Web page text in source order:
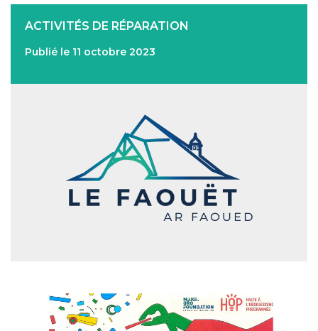
ACTIVITÉS DE RÉPARATION
Publié le 11 octobre 2023